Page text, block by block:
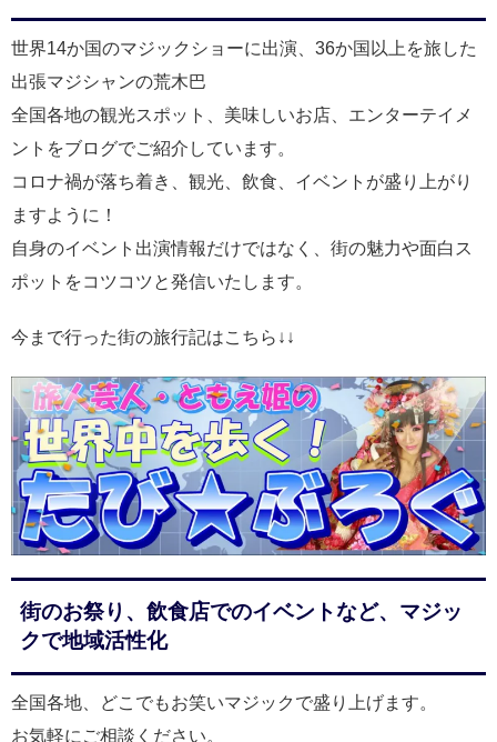
世界14か国のマジックショーに出演、36か国以上を旅した
出張マジシャンの荒木巴
全国各地の観光スポット、美味しいお店、エンターテイメ
ントをブログでご紹介しています。
コロナ禍が落ち着き、観光、飲食、イベントが盛り上がり
ますように！
自身のイベント出演情報だけではなく、街の魅力や面白ス
ポットをコツコツと発信いたします。
今まで行った街の旅行記はこちら↓↓
街のお祭り、飲食店でのイベントなど、マジッ
クで地域活性化
全国各地、どこでもお笑いマジックで盛り上げます。
お気軽にご相談ください。